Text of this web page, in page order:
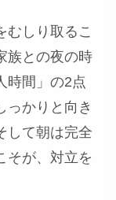
むしり取るこ
族との夜の時
時間」の2点
っかりと向き
して朝は完全
そが、対立を